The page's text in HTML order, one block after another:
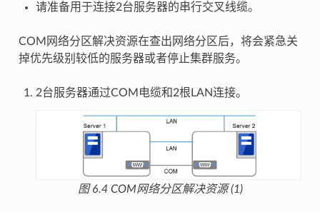
请准备用于连接2台服务器的串行交叉线缆。
COM网络分区解决资源在查出网络分区后，将会紧急关
掉优先级别较低的服务器或者停止集群服务。
2台服务器通过COM电缆和2根LAN连接。
图 6.4 COM网络分区解决资源 (1)